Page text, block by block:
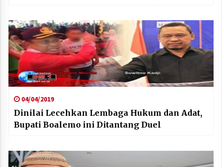
04/04/2019
Dinilai Lecehkan Lembaga Hukum dan Adat,
Bupati Boalemo ini Ditantang Duel